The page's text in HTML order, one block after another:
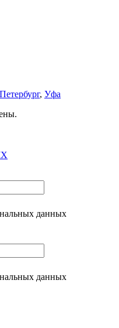
, Уфа
данных
данных